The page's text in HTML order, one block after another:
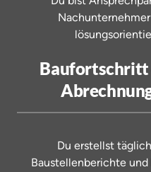
Nachunternehmer
Baufortschritt
Du erstellst
Baustellenberichte und